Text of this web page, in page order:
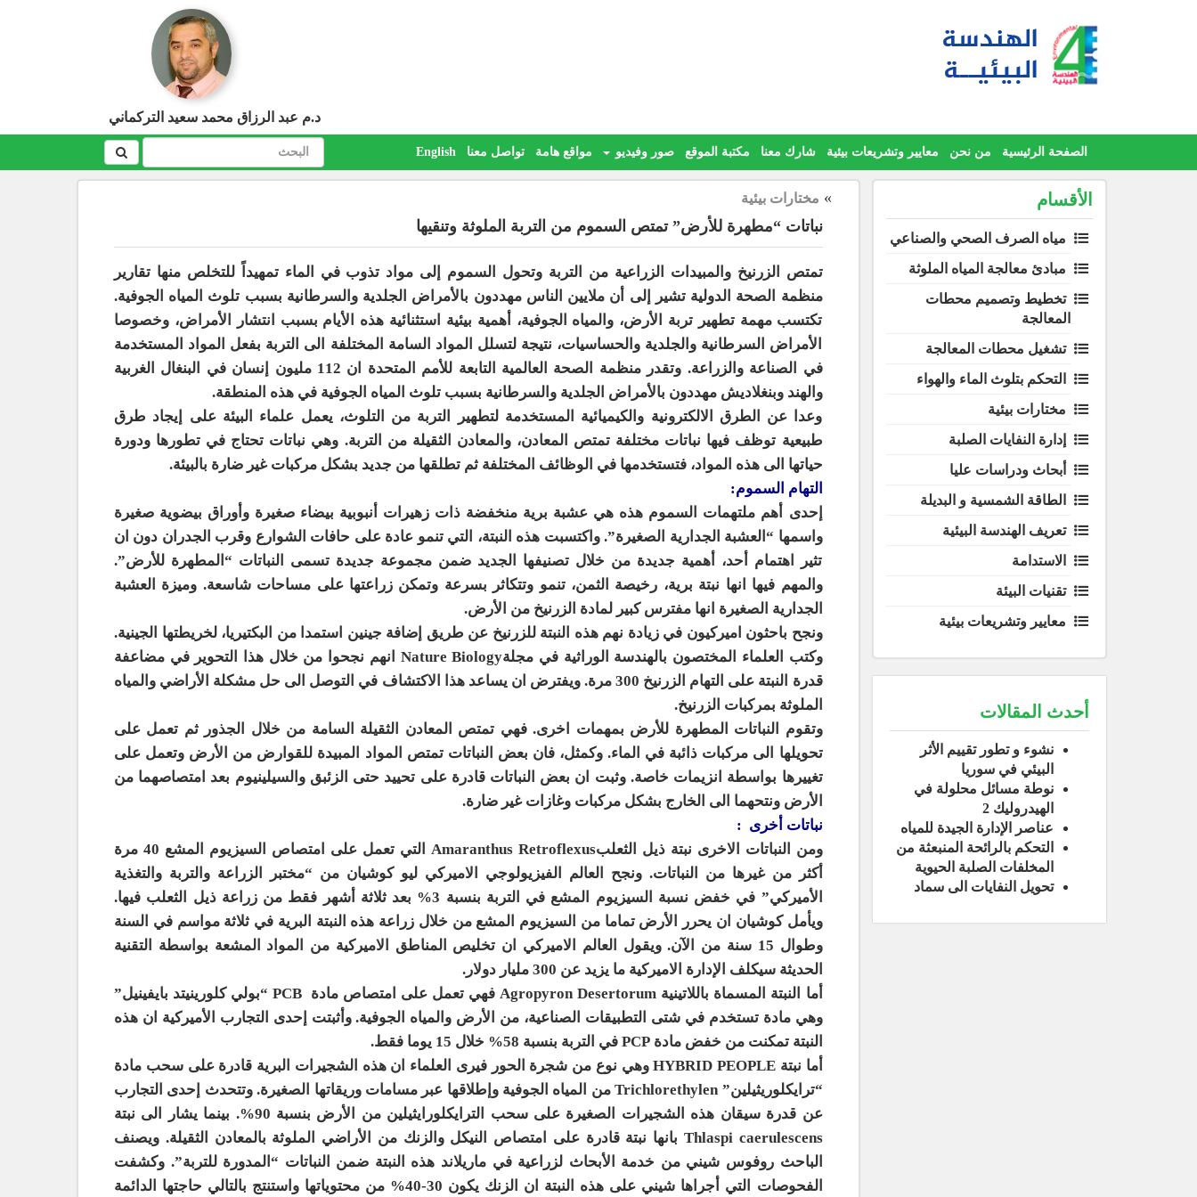
د.م عبد الرزاق محمد سعيد التركماني
الصفحة الرئيسية من نحن معايير وتشريعات بيئية شارك معنا مكتبة الموقع صور وفيديو مواقع هامة تواصل معنا English
الأقسام
مياه الصرف الصحي والصناعي
مبادئ معالجة المياه الملوثة
تخطيط وتصميم محطات
المعالجة
تشغيل محطات المعالجة
التحكم بتلوث الماء والهواء
مختارات بيئية
إدارة النفايات الصلبة
أبحاث ودراسات عليا
الطاقة الشمسية و البديلة
تعريف الهندسة البيئية
الاستدامة
تقنيات البيئة
معايير وتشريعات بيئية
أحدث المقالات
نشوء و تطور تقييم الأثر
البيئي في سوريا
نوطة مسائل محلولة في
الهيدروليك 2
عناصر الإدارة الجيدة للمياه
التحكم بالرائحة المنبعثة من
المخلفات الصلبة الحيوية
تحويل النفايات الى سماد
» مختارات بيئية
نباتات “مطهرة للأرض” تمتص السموم من التربة الملوثة وتنقيها
تمتص الزرنيخ والمبيدات الزراعية من التربة وتحول السموم إلى مواد تذوب في الماء تمهيداً للتخلص منها تقارير
منظمة الصحة الدولية تشير إلى أن ملايين الناس مهددون بالأمراض الجلدية والسرطانية بسبب تلوث المياه الجوفية.
تكتسب مهمة تطهير تربة الأرض، والمياه الجوفية، أهمية بيئية استثنائية هذه الأيام بسبب انتشار الأمراض، وخصوصا
الأمراض السرطانية والجلدية والحساسيات، نتيجة لتسلل المواد السامة المختلفة الى التربة بفعل المواد المستخدمة
في الصناعة والزراعة. وتقدر منظمة الصحة العالمية التابعة للأمم المتحدة ان 112 مليون إنسان في البنغال الغربية
والهند وبنغلاديش مهددون بالأمراض الجلدية والسرطانية بسبب تلوث المياه الجوفية في هذه المنطقة.
وعدا عن الطرق الالكترونية والكيميائية المستخدمة لتطهير التربة من التلوث، يعمل علماء البيئة على إيجاد طرق
طبيعية توظف فيها نباتات مختلفة تمتص المعادن، والمعادن الثقيلة من التربة. وهي نباتات تحتاج في تطورها ودورة
حياتها الى هذه المواد، فتستخدمها في الوظائف المختلفة ثم تطلقها من جديد بشكل مركبات غير ضارة بالبيئة.
التهام السموم:
إحدى أهم ملتهمات السموم هذه هي عشبة برية منخفضة ذات زهيرات أنبوبية بيضاء صغيرة وأوراق بيضوية صغيرة
واسمها “العشبة الجدارية الصغيرة”. واكتسبت هذه النبتة، التي تنمو عادة على حافات الشوارع وقرب الجدران دون ان
تثير اهتمام أحد، أهمية جديدة من خلال تصنيفها الجديد ضمن مجموعة جديدة تسمى النباتات “المطهرة للأرض”.
والمهم فيها انها نبتة برية، رخيصة الثمن، تنمو وتتكاثر بسرعة وتمكن زراعتها على مساحات شاسعة. وميزة العشبة
الجدارية الصغيرة انها مفترس كبير لمادة الزرنيخ من الأرض.
ونجح باحثون اميركيون في زيادة نهم هذه النبتة للزرنيخ عن طريق إضافة جينين استمدا من البكتيريا، لخريطتها الجينية.
وكتب العلماء المختصون بالهندسة الوراثية في مجلةNature Biology انهم نجحوا من خلال هذا التحوير في مضاعفة
قدرة النبتة على التهام الزرنيخ 300 مرة. ويفترض ان يساعد هذا الاكتشاف في التوصل الى حل مشكلة الأراضي والمياه
الملوثة بمركبات الزرنيخ.
وتقوم النباتات المطهرة للأرض بمهمات اخرى. فهي تمتص المعادن الثقيلة السامة من خلال الجذور ثم تعمل على
تحويلها الى مركبات ذائبة في الماء. وكمثل، فان بعض النباتات تمتص المواد المبيدة للقوارض من الأرض وتعمل على
تغييرها بواسطة انزيمات خاصة. وثبت ان بعض النباتات قادرة على تحييد حتى الزئبق والسيلينيوم بعد امتصاصهما من
الأرض ونتحهما الى الخارج بشكل مركبات وغازات غير ضارة.
نباتات أخرى :
ومن النباتات الاخرى نبتة ذيل الثعلبAmaranthus Retroflexus التي تعمل على امتصاص السيزيوم المشع 40 مرة
أكثر من غيرها من النباتات. ونجح العالم الفيزيولوجي الاميركي ليو كوشيان من “مختبر الزراعة والتربة والتغذية
الأميركي” في خفض نسبة السيزيوم المشع في التربة بنسبة 3% بعد ثلاثة أشهر فقط من زراعة ذيل الثعلب فيها.
ويأمل كوشيان ان يحرر الأرض تماما من السيزيوم المشع من خلال زراعة هذه النبتة البرية في ثلاثة مواسم في السنة
وطوال 15 سنة من الآن. ويقول العالم الاميركي ان تخليص المناطق الاميركية من المواد المشعة بواسطة التقنية
الحديثة سيكلف الإدارة الاميركية ما يزيد عن 300 مليار دولار.
أما النبتة المسماة باللاتينية Agropyron Desertorum فهي تعمل على امتصاص مادة PCB “بولي كلورينيتد بايفينيل”
وهي مادة تستخدم في شتى التطبيقات الصناعية، من الأرض والمياه الجوفية. وأثبتت إحدى التجارب الأميركية ان هذه
النبتة تمكنت من خفض مادة PCP في التربة بنسبة 58% خلال 15 يوما فقط.
أما نبتة HYBRID PEOPLE وهي نوع من شجرة الحور فيرى العلماء ان هذه الشجيرات البرية قادرة على سحب مادة
“ترايكلوريثيلين” Trichlorethylen من المياه الجوفية وإطلاقها عبر مسامات وريقاتها الصغيرة. وتتحدث إحدى التجارب
عن قدرة سيقان هذه الشجيرات الصغيرة على سحب الترايكلورايثيلين من الأرض بنسبة 90%. بينما يشار الى نبتة
Thlaspi caerulescens بانها نبتة قادرة على امتصاص النيكل والزنك من الأراضي الملوثة بالمعادن الثقيلة. ويصنف
الباحث روفوس شيني من خدمة الأبحاث لزراعية في ماريلاند هذه النبتة ضمن النباتات “المدورة للتربة”. وكشفت
الفحوصات التي أجراها شيني على هذه النبتة ان الزنك يكون 30-40% من محتوياتها واستنتج بالتالي حاجتها الدائمة